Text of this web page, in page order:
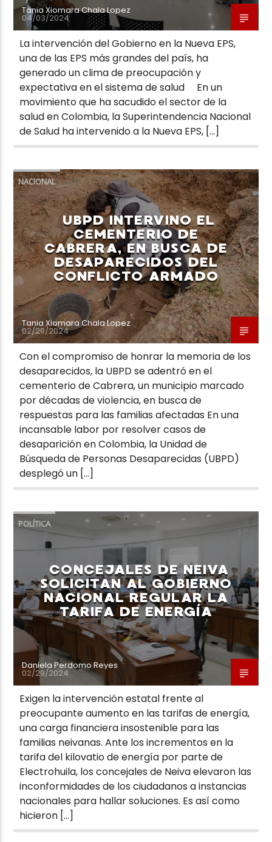
Tania Xiomara Chala Lopez
04/03/2024
La intervención del Gobierno en la Nueva EPS,
una de las EPS más grandes del país, ha
generado un clima de preocupación y
expectativa en el sistema de salud En un
movimiento que ha sacudido el sector de la
salud en Colombia, la Superintendencia Nacional
de Salud ha intervenido a la Nueva EPS, […]
NACIONAL
UBPD INTERVINO EL
CEMENTERIO DE
CABRERA, EN BUSCA DE
DESAPARECIDOS DEL
CONFLICTO ARMADO
Tania Xiomara Chala Lopez
02/29/2024
Con el compromiso de honrar la memoria de los
desaparecidos, la UBPD se adentró en el
cementerio de Cabrera, un municipio marcado
por décadas de violencia, en busca de
respuestas para las familias afectadas En una
incansable labor por resolver casos de
desaparición en Colombia, la Unidad de
Búsqueda de Personas Desaparecidas (UBPD)
desplegó un […]
POLÍTICA
CONCEJALES DE NEIVA
SOLICITAN AL GOBIERNO
NACIONAL REGULAR LA
TARIFA DE ENERGÍA
Daniela Perdomo Reyes
02/29/2024
Exigen la intervención estatal frente al
preocupante aumento en las tarifas de energía,
una carga financiera insostenible para las
familias neivanas. Ante los incrementos en la
tarifa del kilovatio de energía por parte de
Electrohuila, los concejales de Neiva elevaron las
inconformidades de los ciudadanos a instancias
nacionales para hallar soluciones. Es así como
hicieron […]